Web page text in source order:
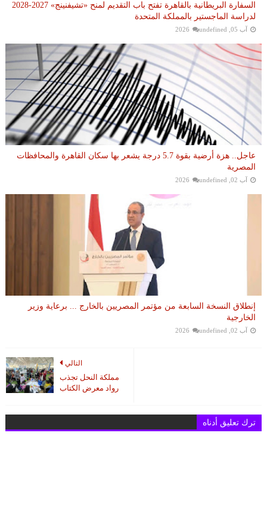
السفارة البريطانية بالقاهرة تفتح باب التقديم لمنح «تشيفنينج» 2027-2028
لدراسة الماجستير بالمملكة المتحدة
آب 05, 2026 undefined
عاجل.. هزة أرضية بقوة 5.7 درجة يشعر بها سكان القاهرة والمحافظات
المصرية
آب 02, 2026 undefined
إنطلاق النسخة السابعة من مؤتمر المصريين بالخارج ... برعاية وزير
الخارجية
آب 02, 2026 undefined
التالي
مملكة النحل تجذب
رواد معرض الكتاب
ترك تعليق أدناه